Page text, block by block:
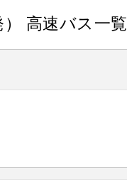
高速バス一覧